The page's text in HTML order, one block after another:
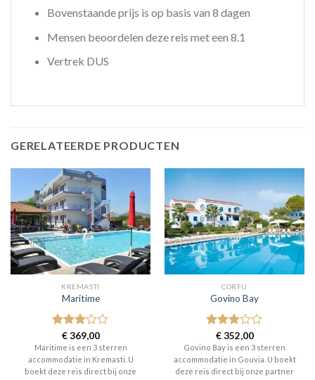
Bovenstaande prijs is op basis van 8 dagen
Mensen beoordelen deze reis met een 8.1
Vertrek DUS
GERELATEERDE PRODUCTEN
KREMASTI
Maritime
Gewaardeerd
3uit 5
€369,00
Maritime is een 3 sterren
accommodatie in Kremasti. U
boekt deze reis direct bij onze
CORFU
Govino Bay
Gewaardeerd
3 uit 5
€352,00
Govino Bay is een 3 sterren
accommodatie in Gouvia. U boekt
deze reis direct bij onze partner